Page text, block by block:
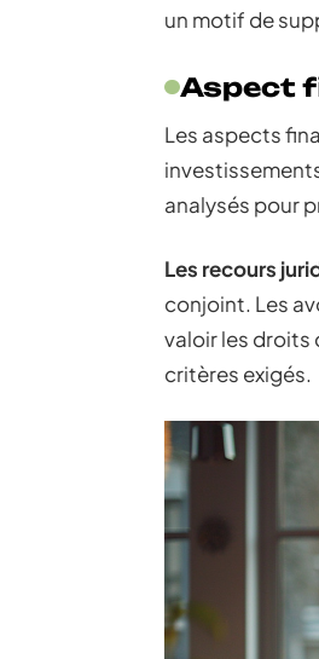
un motif de
Aspect
Les aspects
analysés pour
Les recours
conjoint. Les
valoir les droits
critères exigés.